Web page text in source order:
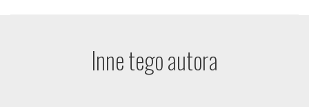
Inne tego autora